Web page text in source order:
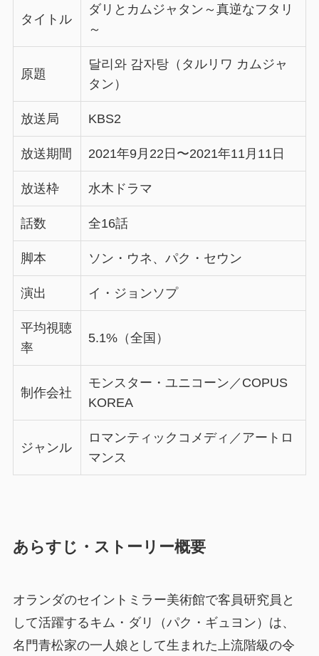
タイトル
ダリとカムジャタン～真逆なフタリ
～
原題
달리와 감자탕（タルリワ カムジャ
タン）
放送局 KBS2
放送期間 2021年9月22日〜2021年11月11日
放送枠 水木ドラマ
話数 全16話
脚本 ソン・ウネ、パク・セウン
演出 イ・ジョンソプ
平均視聴
率
5.1%（全国）
制作会社
モンスター・ユニコーン／COPUS
KOREA
ジャンル
ロマンティックコメディ／アートロ
マンス
あらすじ・ストーリー概要
オランダのセイントミラー美術館で客員研究員と
して活躍するキム・ダリ（パク・ギュヨン）は、
名門青松家の一人娘として生まれた上流階級の令